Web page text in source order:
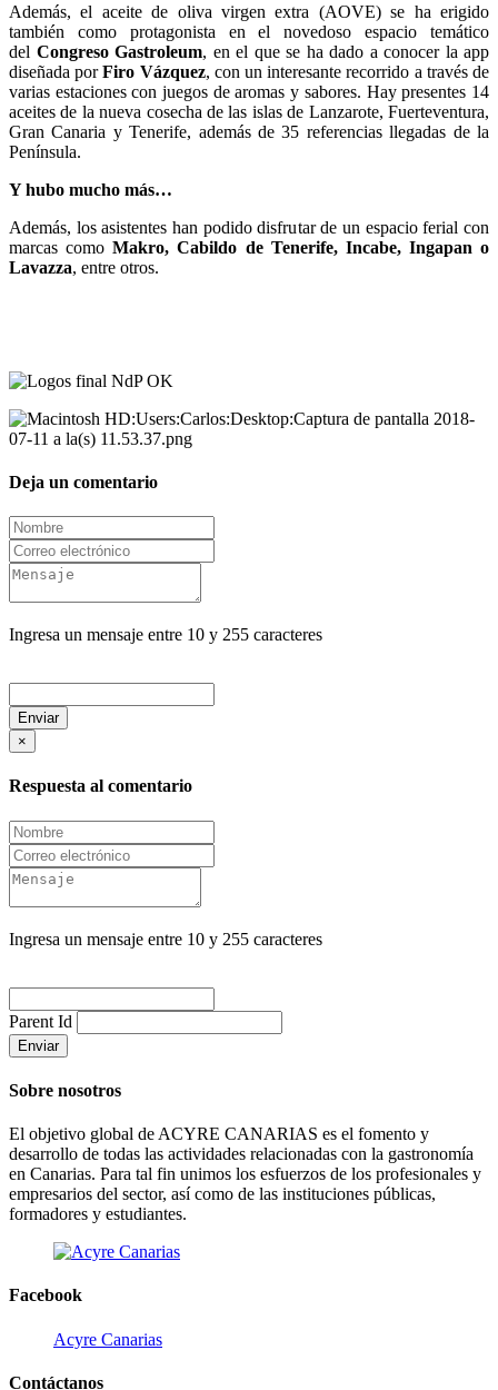
Además, el aceite de oliva virgen extra (AOVE) se ha erigido
también como protagonista en el novedoso espacio temático
del Congreso Gastroleum, en el que se ha dado a conocer la app
diseñada porFiro Vázquez, con un interesante recorrido a través de
varias estaciones con juegos de aromas y sabores. Hay presentes 14
aceites de la nueva cosecha de las islas de Lanzarote, Fuerteventura,
Gran Canaria y Tenerife, además de 35 referencias llegadas de la
Península.
Y hubo mucho más…
Además, los asistentes han podido disfrutar de un espacio ferial con
marcas comoMakro, Cabildo de Tenerife, Incabe, Ingapan o
Lavazza, entre otros.
Deja un comentario
Ingresa un mensaje entre 10 y 255 caracteres
Enviar
×
Respuesta al comentario
Ingresa un mensaje entre 10 y 255 caracteres
Parent Id
Enviar
Sobre nosotros
El objetivo global de ACYRE CANARIAS es el fomento y
desarrollo de todas las actividades relacionadas con la gastronomía
en Canarias. Para tal fin unimos los esfuerzos de los profesionales y
empresarios del sector, así como de las instituciones públicas,
formadores y estudiantes.
Facebook
Acyre Canarias
Contáctanos